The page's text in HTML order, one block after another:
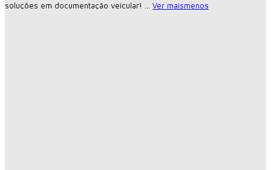
soluções em documentação veicular!
Ver maismenos